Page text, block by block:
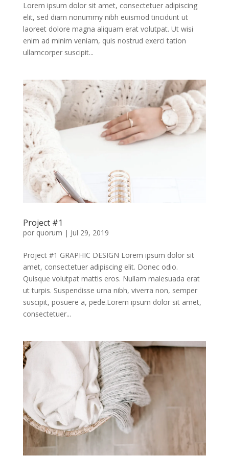
Lorem ipsum dolor sit amet, consectetuer adipiscing
elit, sed diam nonummy nibh euismod tincidunt ut
laoreet dolore magna aliquam erat volutpat. Ut wisi
enim ad minim veniam, quis nostrud exerci tation
ullamcorper suscipit...
Project #1
por quorum | Jul 29, 2019
Project #1 GRAPHIC DESIGN Lorem ipsum dolor sit
amet, consectetuer adipiscing elit. Donec odio.
Quisque volutpat mattis eros. Nullam malesuada erat
ut turpis. Suspendisse urna nibh, viverra non, semper
suscipit, posuere a, pede.Lorem ipsum dolor sit amet,
consectetuer...